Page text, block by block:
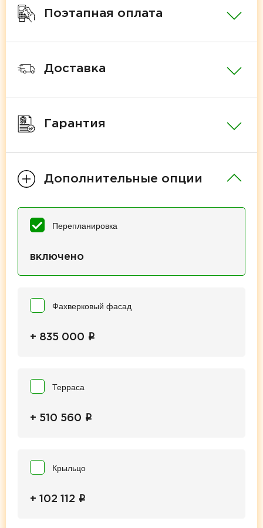
Поэтапная оплата
Доставка
Гарантия
Дополнительные опции
Перепланировка
включено
Фахверковый фасад
+ 835 000 i
Терраса
+ 510 560 i
Крыльцо
+ 102 112 i